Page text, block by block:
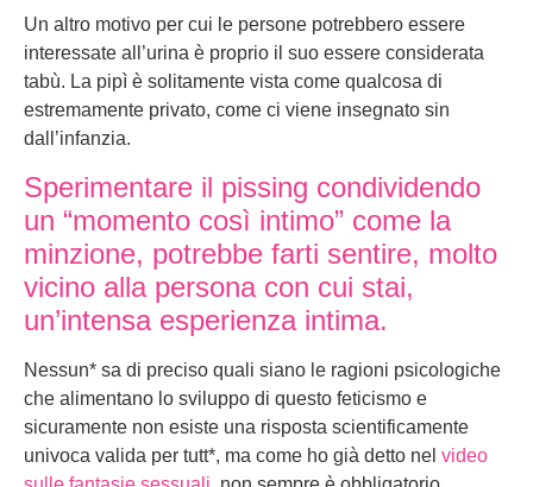
Un altro motivo per cui le persone potrebbero essere
interessate all’urina è proprio il suo essere considerata
tabù. La pipì è solitamente vista come qualcosa di
estremamente privato, come ci viene insegnato sin
dall’infanzia.
Sperimentare il pissing condividendo
un “momento così intimo” come la
minzione, potrebbe farti sentire, molto
vicino alla persona con cui stai,
un’intensa esperienza intima.
Nessun* sa di preciso quali siano le ragioni psicologiche
che alimentano lo sviluppo di questo feticismo e
sicuramente non esiste una risposta scientificamente
univoca valida per tutt*, ma come ho già detto nel video